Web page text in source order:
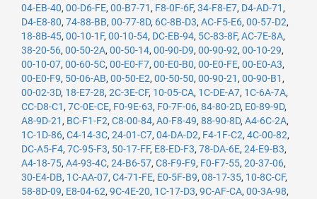
04-EB-40, 00-D6-FE, 00-B7-71 , F8-0F-6F, 34-F8-E7, D4-AD-71 ,
D4-E8-80, 74-88-BB, 00-77-8D, 6C-8B-D3, AC-F5-E6, 00-57-D2,
18-8B-45, 00-10-1F, 00-10-54, DC-EB-94, 5C-83-8F, AC-7E-8A,
38-20-56, 00-50-2A, 00-50-14, 00-90-D9, 00-90-92, 00-10-29,
00-10-07, 00-60-5C, 00-E0-F7, 00-E0-B0, 00-E0-FE, 00-E0-A3,
00-E0-F9, 50-06-AB, 00-50-E2, 00-50-50, 00-90-21 , 00-90-B1 ,
00-02-3D, 18-E7-28, 2C-3E-CF, 10-05-CA, 1C-DE-A7, 1C-6A-7A,
CC-D8-C1 , 7C-0E-CE, F0-9E-63, F0-7F-06, 84-80-2D, E0-89-9D,
A8-9D-21 , BC-F1-F2, C8-00-84, A0-F8-49, 88-90-8D, A4-6C-2A,
1C-1D-86, C4-14-3C, 24-01-C7, 04-DA-D2, F4-1F-C2, 4C-00-82,
DC-A5-F4, 7C-95-F3, 50-17-FF, E8-ED-F3, 78-DA-6E, 24-E9-B3,
A4-18-75, A4-93-4C, 24-B6-57, C8-F9-F9, F0-F7-55, 20-37-06,
30-E4-DB, 1C-AA-07, C4-71-FE, E0-5F-B9, 08-17-35, 10-8C-CF,
58-8D-09, E8-04-62, 9C-4E-20, 1C-17-D3, 9C-AF-CA, 00-3A-98,